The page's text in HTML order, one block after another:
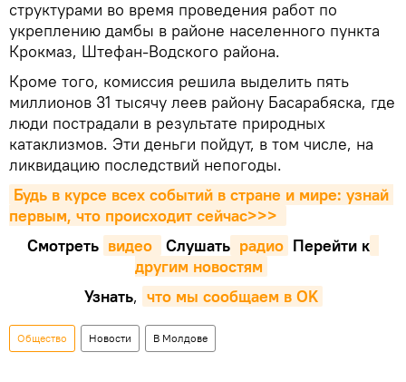
структурами во время проведения работ по
укреплению дамбы в районе населенного пункта
Крокмаз, Штефан-Водского района.
Кроме того, комиссия решила выделить пять
миллионов 31 тысячу леев району Басарабяска, где
люди пострадали в результате природных
катаклизмов. Эти деньги пойдут, в том числе, на
ликвидацию последствий непогоды.
Будь в курсе всех событий в стране и мире: узнай
первым, что происходит сейчаc>>>
Смотреть видео Cлушать радио Перейти к
другим новостям
Узнать, что мы сообщаем в OK
Общество Новости В Молдове